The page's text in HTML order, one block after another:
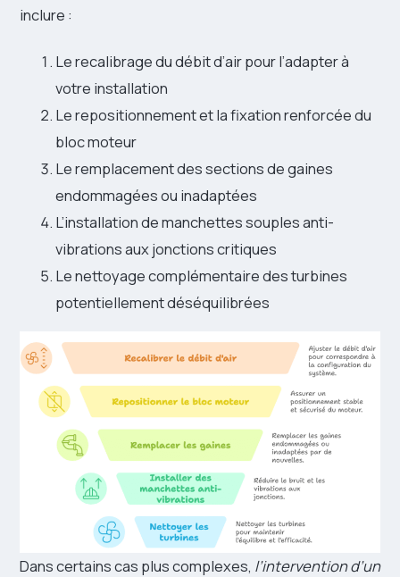
inclure :
Le recalibrage du débit d’air pour l’adapter à
votre installation
Le repositionnement et la fixation renforcée du
bloc moteur
Le remplacement des sections de gaines
endommagées ou inadaptées
L’installation de manchettes souples anti-
vibrations aux jonctions critiques
Le nettoyage complémentaire des turbines
potentiellement déséquilibrées
Dans certains cas plus complexes, l’intervention d’un